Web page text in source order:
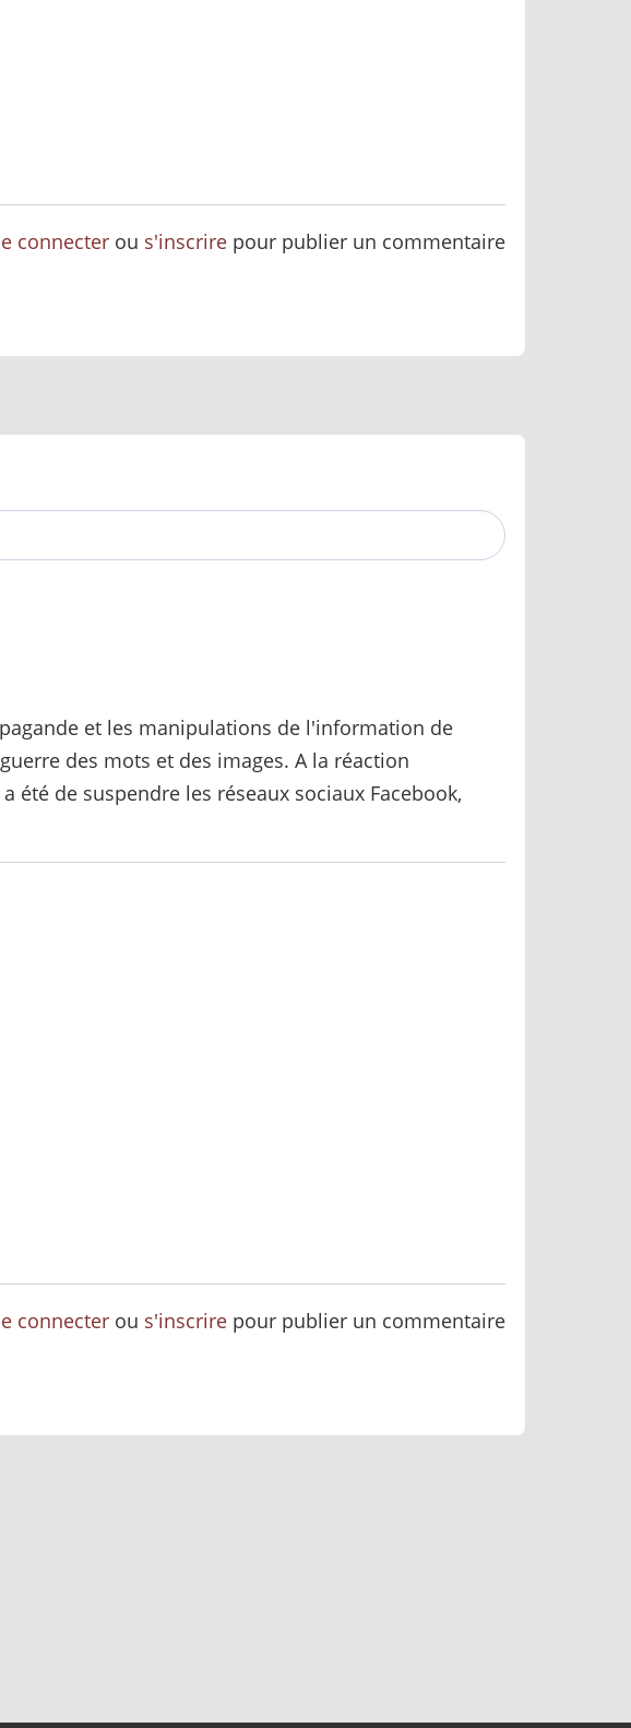
connecter ou s'inscrire pour publier un commentaire
et les manipulations de l'information de
des mots et des images. A la réaction
été de suspendre les réseaux sociaux Facebook,
connecter ou s'inscrire pour publier un commentaire